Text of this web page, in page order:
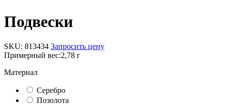
Подвески
SKU: 813434 Запросить цену
Примерный вес:2,78 г
Материал
Серебро
Позолота